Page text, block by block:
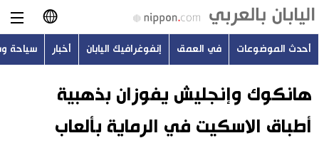
日本語
English
简体字
أحدث الموضوعات
أحدث الموضوعات في العمق إنفوغرافيك اليابان أخبار سياحة
هانكوك وإنجليش يفوزان بذهبية
أطباق الاسكيت في الرماية بألعاب